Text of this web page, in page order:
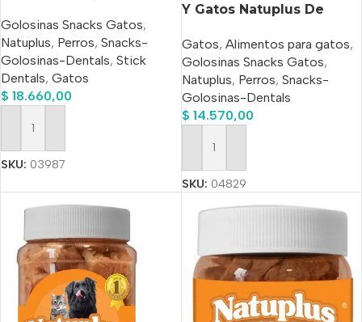
Golosinas Snacks Gatos,
Natuplus, Perros, Snacks-
Golosinas-Dentals, Stick
Dentals, Gatos
$ 18.660,00
Añadir Al Carrito
SKU: 03987
Y Gatos Natuplus De
Gatos, Alimentos para gatos,
Golosinas Snacks Gatos,
Natuplus, Perros, Snacks-
Golosinas-Dentals
$ 14.570,00
Añadir Al Carrito
SKU: 04829